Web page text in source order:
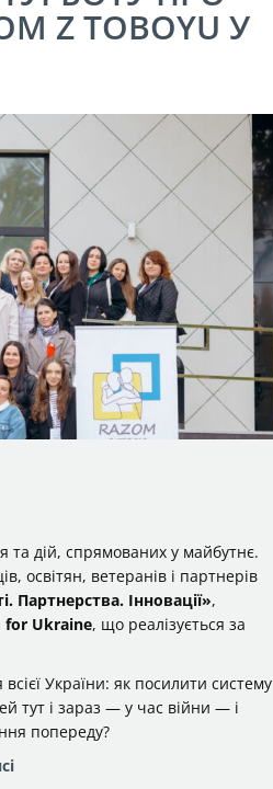
Z TOBOYU У
та дій, спрямованих у майбутнє.
освітян, ветеранів і партнерів
Партнерства. Інновації»,
for Ukraine, що реалізується за
України: як посилити систему
тут і зараз — у час війни — і
попереду?